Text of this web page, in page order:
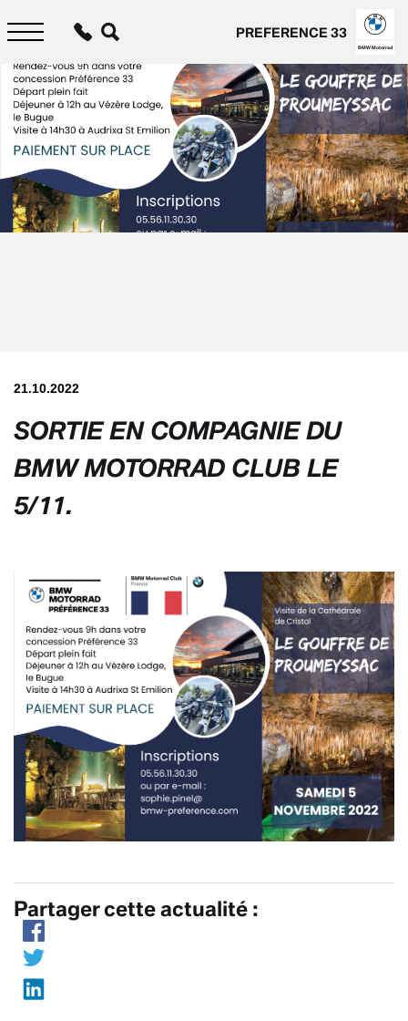
contenu
PREFERENCE 33
BMW Motorrad
21.10.2022
SORTIE EN COMPAGNIE DU
BMW MOTORRAD CLUB LE
5/11.
Partager cette actualité :